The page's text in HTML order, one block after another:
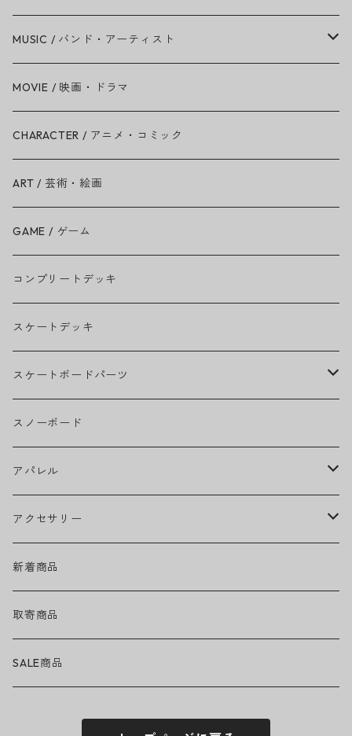
MUSIC / バンド・アーティスト
Amy Winehouse
Ariana Grande
BAD RELIGION
BEASTIE BOYS
THE BEATLES
BILLIE EILISH
BOB MARLEY
CAMILA CABELLO
Ed Sheeran
EMINEM
GREEN DAY
GUNS N' ROSES
LADY GAGA
MOVIE / 映画・ドラマ
CHARACTER / アニメ・コミック
ART / 芸術・絵画
GAME / ゲーム
コンプリートデッキ
スケートデッキ
スケートボードパーツ
グリップテープ
ウィール
ベアリング
トラック
ヘルメット・プロテクター
アクセサリー・小物
スノーボード
アパレル
ヘッドウェア
キャップ
ハット
ネックウェア
トップス
Tシャツ・ロングTシャツ
ボトムス
アクセサリー
ハードグッズ
バッグ・ポーチ
サングラス
新着商品
取寄商品
SALE商品